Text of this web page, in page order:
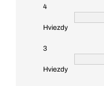
4
Hviezdy
3
Hviezdy